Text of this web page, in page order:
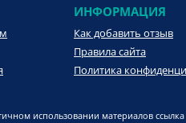
ИНФОРМАЦИЯ
Как добавить отзыв
Правила сайта
Политика
использовании материалов